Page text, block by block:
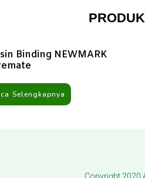
Binding NEWMARK
Selengkapnya